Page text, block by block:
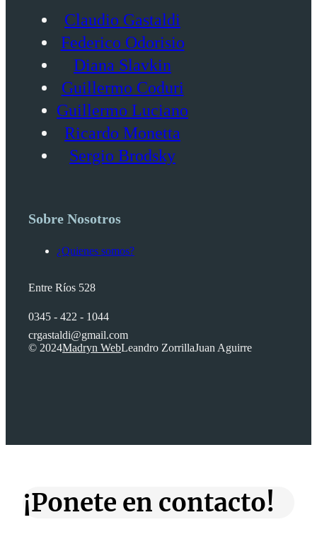
Claudio Gastaldi
Federico Odorisio
Diana Slavkin
Guillermo Coduri
Guillermo Luciano
Ricardo Monetta
Sergio Brodsky
Sobre Nosotros
¿Quienes somos?
Entre Ríos 528
0345 - 422 - 1044
crgastaldi@gmail.com
© 2024Madryn WebLeandro ZorrillaJuan Aguirre
¡Ponete en contacto!